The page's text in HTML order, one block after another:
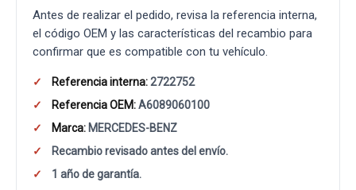
Antes de realizar el pedido, revisa la referencia interna,
el código OEM y las características del recambio para
confirmar que es compatible con tu vehículo.
Referencia interna:2722752
Referencia OEM:A6089060100
Marca: MERCEDES-BENZ
Recambio revisado antes del envío.
1 año de garantía.